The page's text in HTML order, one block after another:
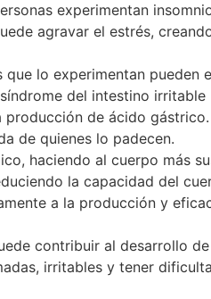
experimentan
agravar el estrés,
lo experimentan pueden
del intestino irritable
de ácido
de quienes lo padecen.
haciendo al cuerpo más
la capacidad del
a la producción y
contribuir al desarrollo
irritables y tener